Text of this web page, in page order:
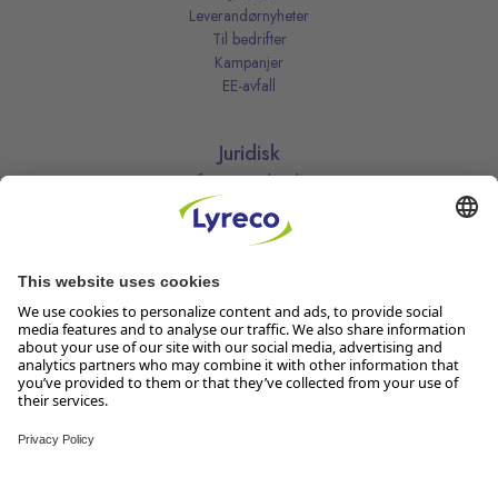
Leverandørnyheter
Til bedrifter
Kampanjer
EE-avfall
Juridisk
Informasjonskapsler
Kjøpsbetingelser
Personvernerklæring
Vilkår
Vilkår for kundeklubben
Åpenhetsloven
Endre dine personvernsinnstillinger